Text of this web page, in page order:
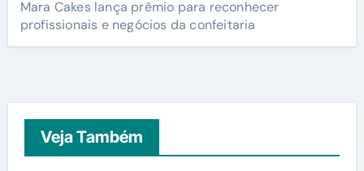
Mara Cakes lança prêmio para reconhecer
profissionais e negócios da confeitaria
Veja Também